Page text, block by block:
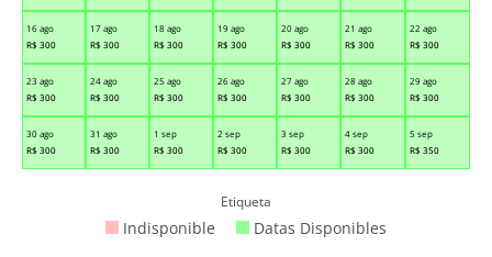
16 ago
R$ 300
17 ago
R$ 300
18 ago
R$ 300
19 ago
R$ 300
20 ago
R$ 300
21 ago
R$ 300
22 ago
R$ 300
23 ago
R$ 300
24 ago
R$ 300
25 ago
R$ 300
26 ago
R$ 300
27 ago
R$ 300
28 ago
R$ 300
29 ago
R$ 300
30 ago
R$ 300
31 ago
R$ 300
1 sep
R$ 300
2 sep
R$ 300
3 sep
R$ 300
4 sep
R$ 300
5 sep
R$ 350
Etiqueta
Indisponible Datas Disponibles